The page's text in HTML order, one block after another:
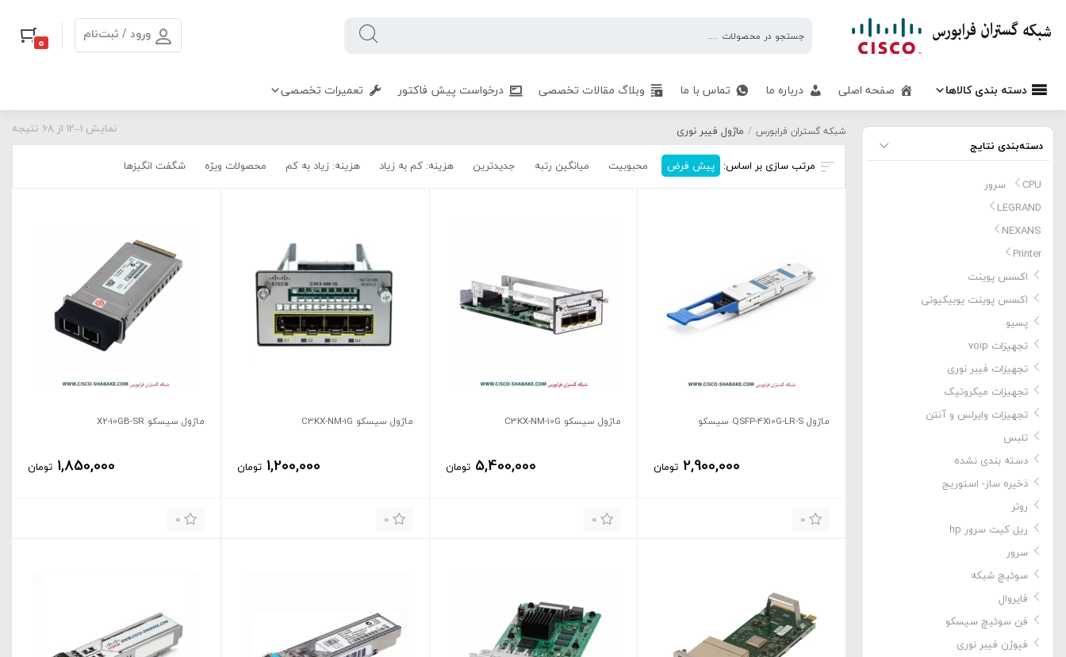
فرابورس
ورود / ثبت‌نام 0
دسته بندی کالاها صفحه اصلی درباره ما تماس با ما وبلاگ مقالات تخصصی درخواست پیش فاکتور تعمیرات تخصصی
ماژول فیبر نوری شبکه گستران فرابورس / ماژول فیبر نوری نمایش 1–12 از 68 نتیجه
مرتب سازی بر اساس: پیش فرض محبوبیت میانگین رتبه جدیدترین هزینه: کم به زیاد هزینه: زیاد به کم محصولات ویژه شگفت انگیزها
ماژول QSFP-4X10G-LR-S سیسکو
0
2,900,000 تومان
ماژول سیسکو C3KX-NM-10G
0
5,400,000 تومان
ماژول سیسکو C3KX-NM-1G
0
1,200,000 تومان
ماژول سیسکو X2-10GB-SR
0
1,850,000 تومان
دسته‌بندی نتایج
CPU سرور
LEGRAND
NEXANS
Printer
اکسس پوینت
اکسس پوینت یوبیکیوتی
پسیو
تجهیزات voip
تجهیزات فیبر نوری
تجهیزات میکروتیک
تجهیزات وایرلس و آنتن
تلبس
دسته بندی نشده
ذخیره ساز- استوریج
روتر
ریل کیت سرور hp
سرور
سوئیچ شبکه
فایروال
فن سوئیچ سیسکو
فیوژن فیبر نوری